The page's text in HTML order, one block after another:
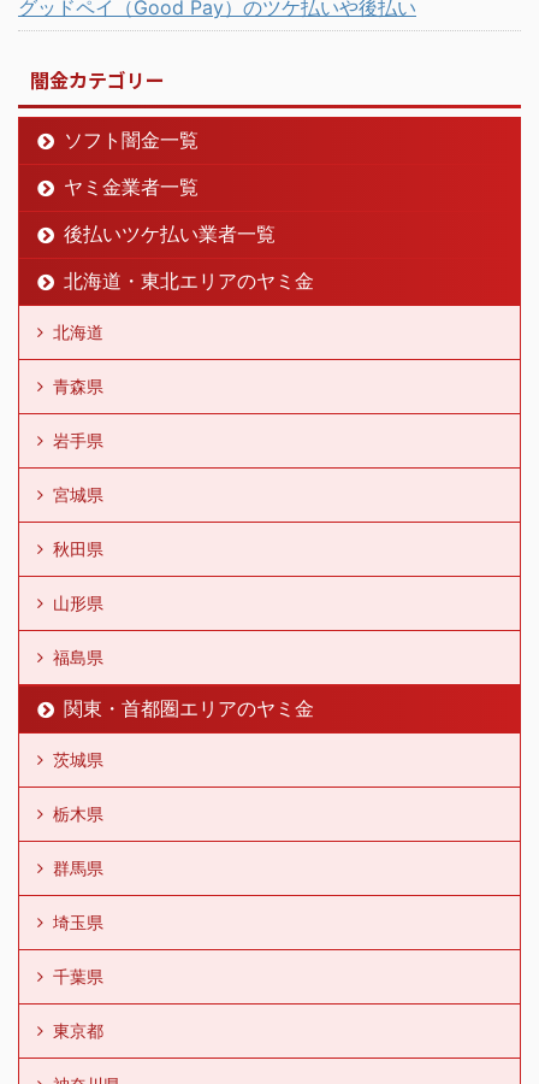
グッドペイ（Good Pay）のツケ払いや後払い
闇金カテゴリー
ソフト闇金一覧
ヤミ金業者一覧
後払いツケ払い業者一覧
北海道・東北エリアのヤミ金
北海道
青森県
岩手県
宮城県
秋田県
山形県
福島県
関東・首都圏エリアのヤミ金
茨城県
栃木県
群馬県
埼玉県
千葉県
東京都